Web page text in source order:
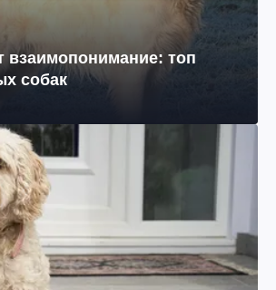
взаимопонимание: топ
собак